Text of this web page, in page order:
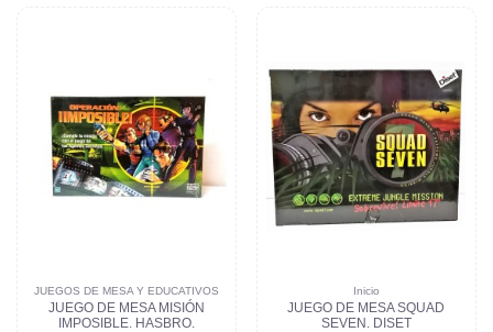
JUEGOS DE MESA Y EDUCATIVOS
JUEGO DE MESA MISIÓN
IMPOSIBLE. HASBRO.
Inicio
JUEGO DE MESA SQUAD
SEVEN. DISET